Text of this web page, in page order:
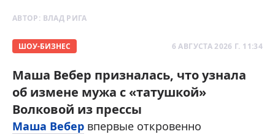
АВТОР: ВЛАД РИГА
ШОУ-БИЗНЕС 6 АВГУСТА 2026 Г. 11:34
Маша Вебер призналась, что узнала
об измене мужа с «татушкой»
Волковой из прессы
Маша Вебер впервые откровенно